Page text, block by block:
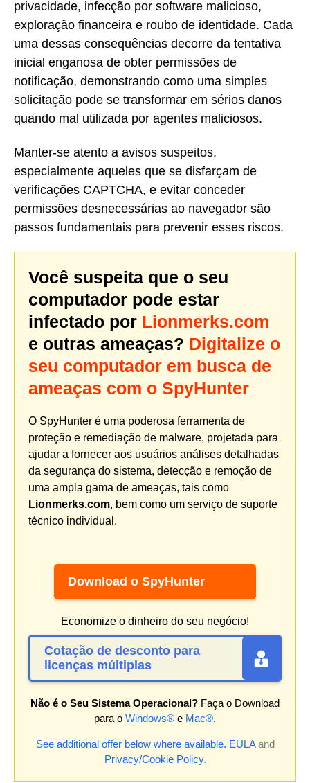
privacidade, infecção por software malicioso,
exploração financeira e roubo de identidade. Cada
uma dessas consequências decorre da tentativa
inicial enganosa de obter permissões de
notificação, demonstrando como uma simples
solicitação pode se transformar em sérios danos
quando mal utilizada por agentes maliciosos.
Manter-se atento a avisos suspeitos,
especialmente aqueles que se disfarçam de
verificações CAPTCHA, e evitar conceder
permissões desnecessárias ao navegador são
passos fundamentais para prevenir esses riscos.
Você suspeita que o seu
computador pode estar
infectado por Lionmerks.com
e outras ameaças? Digitalize o
seu computador em busca de
ameaças com o SpyHunter
O SpyHunter é uma poderosa ferramenta de
proteção e remediação de malware, projetada para
ajudar a fornecer aos usuários análises detalhadas
da segurança do sistema, detecção e remoção de
uma ampla gama de ameaças, tais como
Lionmerks.com, bem como um serviço de suporte
técnico individual.
Download o SpyHunter
Economize o dinheiro do seu negócio!
Cotação de desconto para
licenças múltiplas
Não é o Seu Sistema Operacional? Faça o Download
para o Windows® e Mac®.
See additional offer below where available. EULAand
Privacy/Cookie Policy.